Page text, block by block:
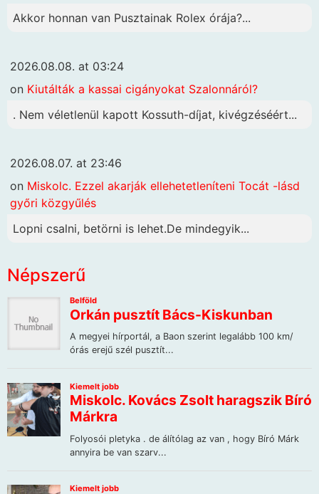
Akkor honnan van Pusztainak Rolex órája?...
2026.08.08. at 03:24
on Kiutálták a kassai cigányokat Szalonnáról?
. Nem véletlenül kapott Kossuth-díjat, kivégzéséért...
2026.08.07. at 23:46
on Miskolc. Ezzel akarják ellehetetleníteni Tocát -lásd
győri közgyűlés
Lopni csalni, betörni is lehet.De mindegyik...
Népszerű